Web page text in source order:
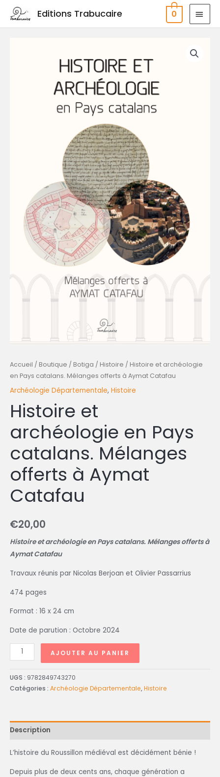
contenu
Editions Trabucaire 0
Accueil / Boutique / Botiga / Histoire / Histoire et archéologie
en Pays catalans. Mélanges offerts à Aymat Catafau
Archéologie Départementale, Histoire
Histoire et
archéologie en Pays
catalans. Mélanges
offerts à Aymat
Catafau
€20,00
Histoire et archéologie en Pays catalans. Mélanges offerts à
Aymat Catafau
Travaux réunis par Nicolas Berjoan et Olivier Passarrius
474 pages
Format : 16 x 24 cm
Date de parution : Octobre 2024
Catafau
AJOUTER AU PANIER
UGS : 9782849743270
Catégories : Archéologie Départementale,Histoire
Description
L’histoire du Roussillon médiéval est décidément bénie !
Depuis plus de deux cents ans, chaque génération a